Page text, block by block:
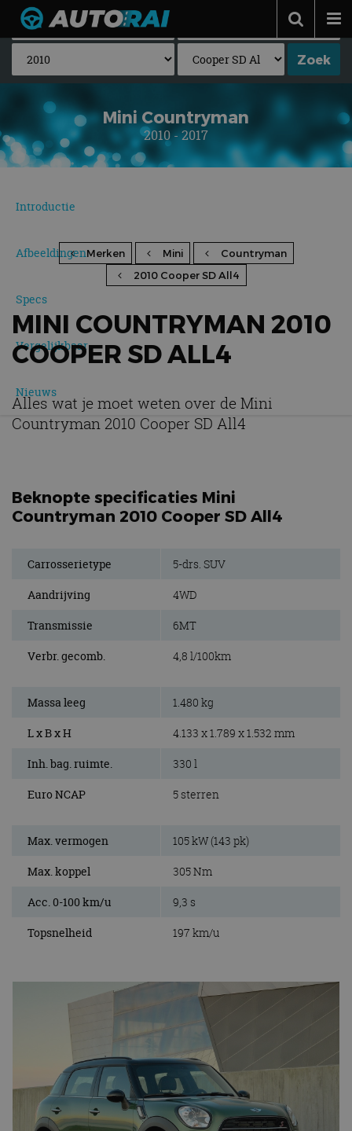
Autonieuws
Podcast
Autotests
Automerken
Adverteren
Contact
Mini Countryman
2010 - 2017
Introductie
Afbeeldingen
Specs
Vergelijkbaar
Nieuws
Merken Mini
Countryman
2010 Cooper SD All4
MINI COUNTRYMAN 2010
COOPER SD ALL4
Alles wat je moet weten over de Mini
Countryman 2010 Cooper SD All4
Beknopte specificaties Mini
Countryman 2010 Cooper SD All4
Carrosserietype 5-drs. SUV
Aandrijving 4WD
Transmissie 6MT
Verbr. gecomb. 4,8 l/100km
Massa leeg 1.480 kg
L x B x H 4.133 x 1.789 x 1.532 mm
Inh. bag. ruimte. 330 l
Euro NCAP 5 sterren
Max. vermogen 105 kW (143 pk)
Max. koppel 305 Nm
Acc. 0-100 km/u 9,3 s
Topsnelheid 197 km/u